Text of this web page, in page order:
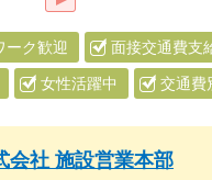
ーク歓迎 面接交通費支
女性活躍中 交通費
会社 施設営業本部